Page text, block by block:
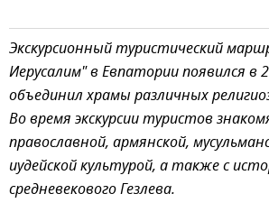
Экскурсионный туристический
Иерусалим" в Евпатории появился в
объединил храмы различных
Во время экскурсии туристов
православной, армянской,
иудейской культурой, а также с
средневекового Гезлева.